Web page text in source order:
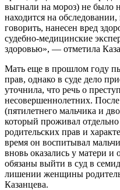
выгнали на мороз) не было
находится на
говорить, нанесен вред
судебно-медицинские
здоровью», — отметила
Мать еще в прошлом году
прав, однако в суде дело
уточнила, что речь о
несовершеннолетних.
(пятилетнего мальчика и
который проживал
родительских прав и
время он воспитывал
вновь оказались у матери
обязаны выйти в суд в
лишении женщины
Казанцева.